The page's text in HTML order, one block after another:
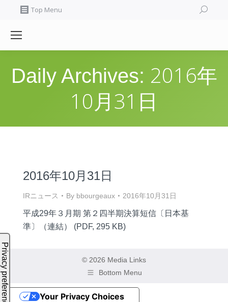
Top Menu Search:
Daily Archives: 2016年
10月31日
2016年10月31日
IRニュース By bbourgeaux 2016年10月31日
平成29年３月期 第２四半期決算短信〔日本基
準〕（連結） (PDF, 295 KB)
© 2026 Media Links
Bottom Menu
Your Privacy Choices